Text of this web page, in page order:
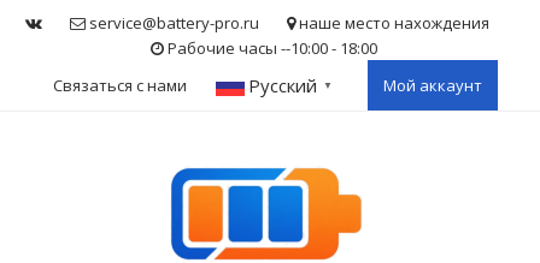
service@battery-pro.ru
наше место нахождения
Рабочие часы --10:00 - 18:00
Связаться с нами
Русский ▼ Мой аккаунт